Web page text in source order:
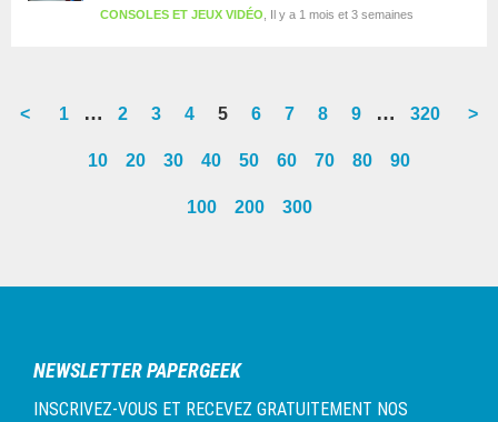
Il y a 1 mois et 3 semaines
CONSOLES ET JEUX VIDÉO
<
Go
page
1
Interim
omitted
…
Go
page
2
Go
page
3
Go
page
4
Go
page
5
Go
page
6
Go
page
7
Go
page
8
Go
page
9
Interim
omitted
…
Go
320 >
10 20 30 40 50 60 70 80 90
100 200 300
latérale
NEWSLETTER PAPERGEEK
INSCRIVEZ-VOUS ET RECEVEZ GRATUITEMENT NOS